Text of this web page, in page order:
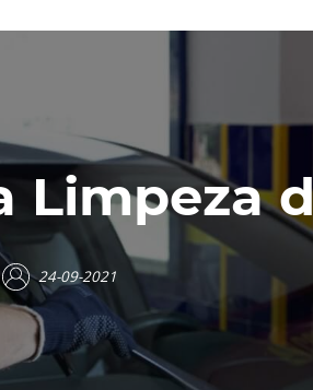
Limpeza
24-09-2021